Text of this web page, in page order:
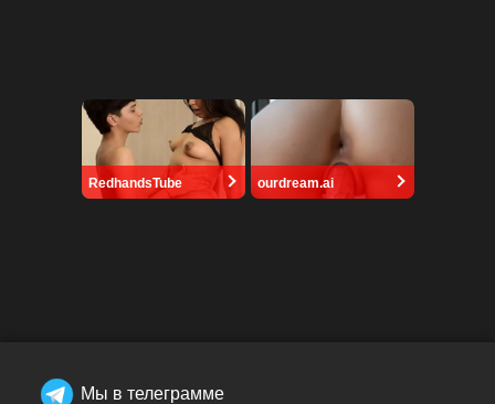
RedhandsTube ourdream.ai
Мы в телеграмме